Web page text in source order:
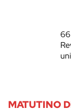
66
MATUTINO